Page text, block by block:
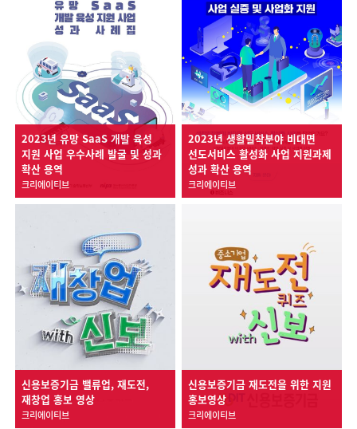
2023년 유망 SaaS 개발 육성
지원 사업 우수사례 발굴 및 성과
확산 용역
크리에이티브
2023년 생활밀착분야 비대면
선도서비스 활성화 사업 지원과제
성과 확산 용역
크리에이티브
신용보증기금 밸류업, 재도전,
재창업 홍보 영상
크리에이티브
신용보증기금 재도전을 위한 지원
홍보영상
크리에이티브